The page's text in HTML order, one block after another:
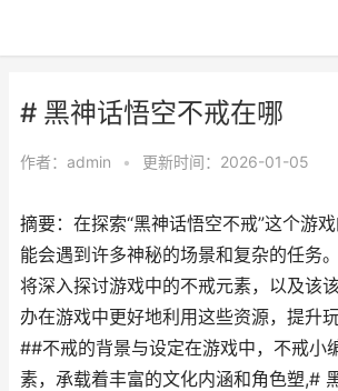
# 黑神话悟空不戒在哪
作者： admin • 更新时间：2026-01-05
摘要：在探索“黑神话悟空不戒”这个游
能会遇到许多神秘的场景和复杂的任务
将深入探讨游戏中的不戒元素，以及该
办在游戏中更好地利用这些资源，提升
##不戒的背景与设定在游戏中，不戒小
素，承载着丰富的文化内涵和角色塑,#